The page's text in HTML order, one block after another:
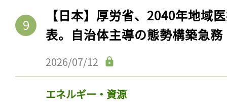
【日本】厚労省、2040年地域
表。自治体主導の態勢構築急務
2026/07/12
エネルギー・資源